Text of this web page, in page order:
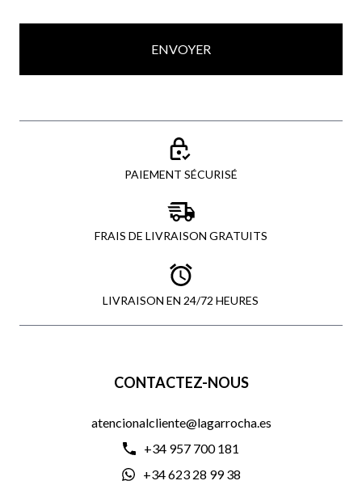
ENVOYER
PAIEMENT SÉCURISÉ
FRAIS DE LIVRAISON GRATUITS
LIVRAISON EN 24/72 HEURES
CONTACTEZ-NOUS
atencionalcliente@lagarrocha.es
+34 957 700 181
+34 623 28 99 38